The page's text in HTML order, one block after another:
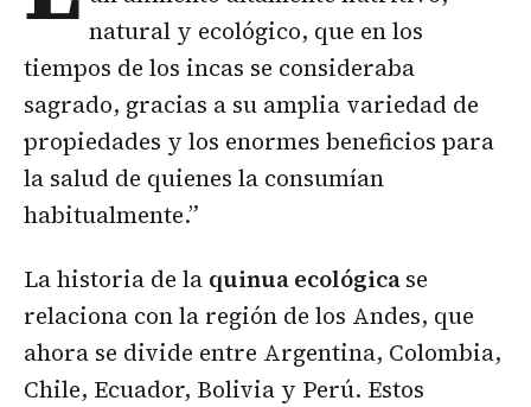
natural y ecológico, que en los
tiempos de los incas se consideraba
sagrado, gracias a su amplia variedad de
propiedades y los enormes beneficios para
la salud de quienes la consumían
habitualmente.”
La historia de la quinua ecológicase
relaciona con la región de los Andes, que
ahora se divide entre Argentina, Colombia,
Chile, Ecuador, Bolivia y Perú. Estos